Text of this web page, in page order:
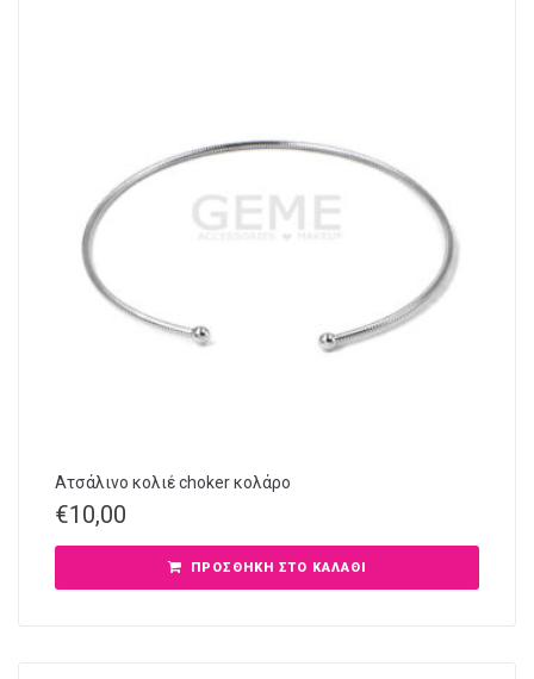
Aτσάλινo κολιέ choker κολάρο
€10,00
ΠΡΟΣΘΉΚΗ ΣΤΟ ΚΑΛΆΘΙ